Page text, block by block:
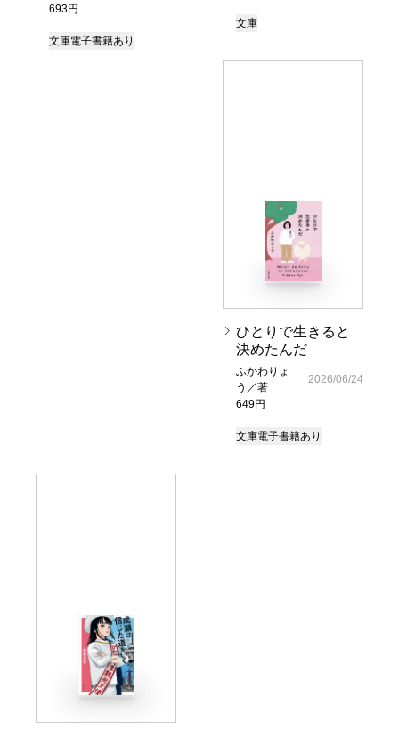
693円
文庫電子書籍あり
文庫
ひとりで生きると
決めたんだ
ふかわりょ
う／著
649円
2026/06/24
文庫電子書籍あり